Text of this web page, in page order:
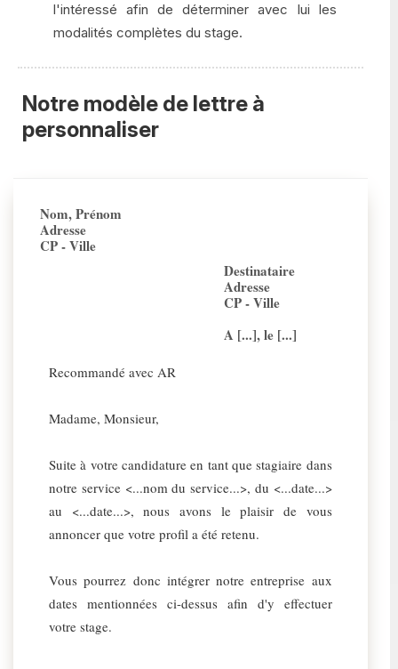
l'intéressé afin de déterminer avec lui les
modalités complètes du stage.
Notre modèle de lettre à
personnaliser
Nom, Prénom
Adresse
CP - Ville
Destinataire
Adresse
CP - Ville
A [...], le [...]
Recommandé avec AR
Madame, Monsieur,
Suite à votre candidature en tant que stagiaire dans
notre service <...nom du service...>, du <...date...>
au <...date...>, nous avons le plaisir de vous
annoncer que votre profil a été retenu.
Vous pourrez donc intégrer notre entreprise aux
dates mentionnées ci-dessus afin d'y effectuer
votre stage.